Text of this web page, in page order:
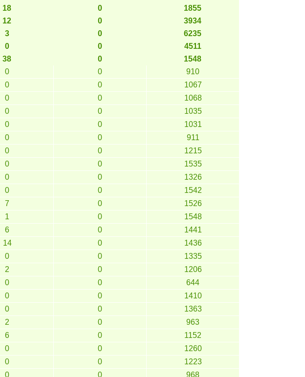
18 0
1855
12 0
3934
3 0
6235
0 0
4511
38 0
1548
0 0
910
0 0
1067
0 0
1068
0 0
1035
0 0
1031
0 0
911
0 0
1215
0 0
1535
0 0
1326
0 0
1542
7 0
1526
1 0
1548
6 0
1441
14 0
1436
0 0
1335
2 0
1206
0 0
644
0 0
1410
0 0
1363
2 0
963
6 0
1152
0 0
1260
0 0
1223
0 0
968